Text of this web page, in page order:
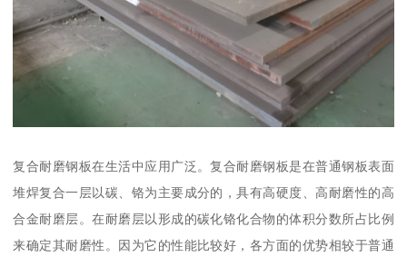
复合耐磨钢板在生活中应用广泛。复合耐磨钢板是在普通钢板表面
堆焊复合一层以碳、铬为主要成分的，具有高硬度、高耐磨性的高
合金耐磨层。在耐磨层以形成的碳化铬化合物的体积分数所占比例
来确定其耐磨性。因为它的性能比较好，各方面的优势相较于普通